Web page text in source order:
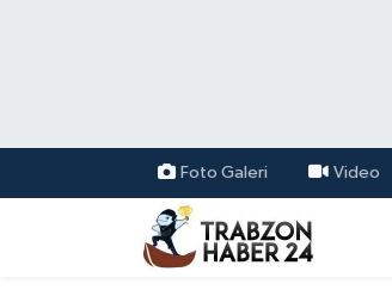
Foto Galeri Video
Hava Durumu
Namaz Vakitleri
Trafik Durumu